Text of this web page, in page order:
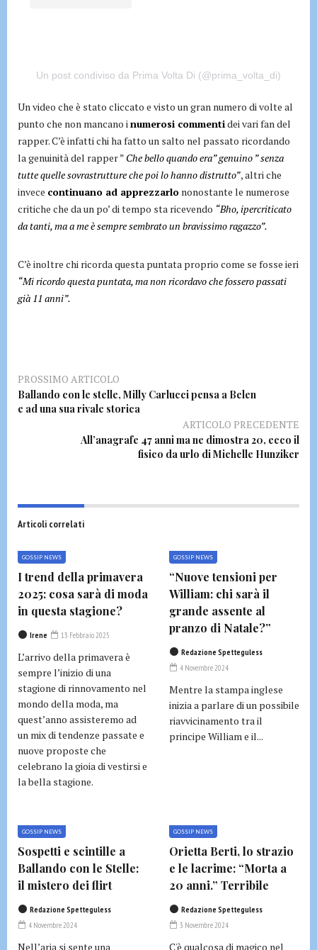
Un post condiviso da Prima Volta Di (@prima_volta_di)
Un video che è stato cliccato e visto un gran numero di volte al
punto che non mancano inumerosi commentidei vari fan del
rapper. C’è infatti chi ha fatto un salto nel passato ricordando
la genuinità del rapper ” Che bello quando era” genuino ” senza
tutte quelle sovrastrutture che poi lo hanno distrutto”, altri che
invece continuano ad apprezzarlo nonostante le numerose
critiche che da un po’ di tempo sta ricevendo “Bho, ipercriticato
da tanti, ma a me è sempre sembrato un bravissimo ragazzo”.
C’è inoltre chi ricorda questa puntata proprio come se fosse ieri
“Mi ricordo questa puntata, ma non ricordavo che fossero passati
già 11 anni”.
PROSSIMO ARTICOLO
Ballando con le stelle, Milly Carlucci pensa a Belen
e ad una sua rivale storica
ARTICOLO PRECEDENTE
All’anagrafe 47 anni ma ne dimostra 20, ecco il
fisico da urlo di Michelle Hunziker
Articoli correlati
GOSSIP NEWS
I trend della primavera
2025: cosa sarà di moda
in questa stagione?
Irene 13 Febbraio 2025
L’arrivo della primavera è
sempre l’inizio di una
stagione di rinnovamento nel
mondo della moda, ma
quest’anno assisteremo ad
un mix di tendenze passate e
nuove proposte che
celebrano la gioia di vestirsi e
la bella stagione.
GOSSIP NEWS
“Nuove tensioni per
William: chi sarà il
grande assente al
pranzo di Natale?”
Redazione Spetteguless
4 Novembre 2024
Mentre la stampa inglese
inizia a parlare di un possibile
riavvicinamento tra il
principe William e il...
GOSSIP NEWS
Sospetti e scintille a
Ballando con le Stelle:
il mistero dei flirt
Redazione Spetteguless
4 Novembre 2024
Nell’aria si sente una
GOSSIP NEWS
Orietta Berti, lo strazio
e le lacrime: “Morta a
20 anni.” Terribile
Redazione Spetteguless
3 Novembre 2024
C'è qualcosa di magico nel